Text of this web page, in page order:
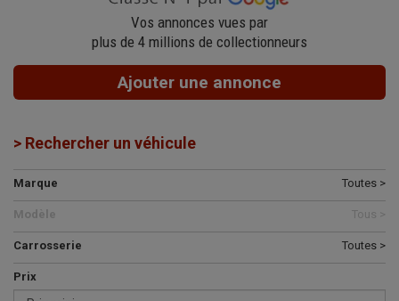
Vos annonces vues par
plus de 4 millions de collectionneurs
Ajouter une annonce
> Rechercher un véhicule
Marque Toutes >
Modèle Tous >
Carrosserie Toutes >
Prix